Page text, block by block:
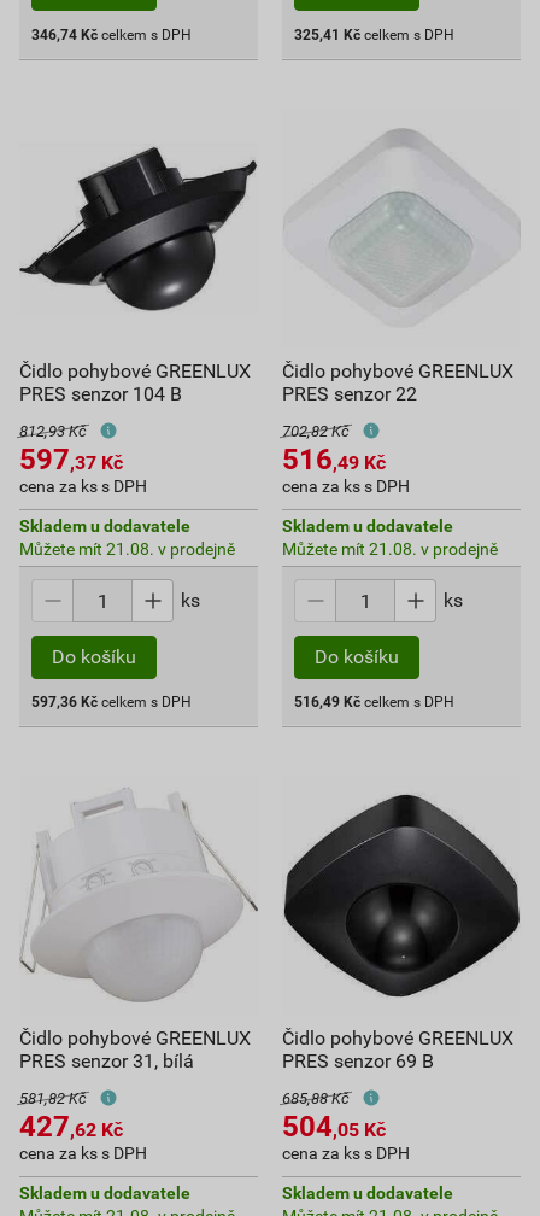
346,74 Kč celkem s DPH 325,41 Kč celkem s DPH
Čidlo pohybové GREENLUX
PRES senzor 104 B
812,93 Kč
597,37 Kč
cena za ks s DPH
Skladem u dodavatele
Můžete mít 21.08. v prodejně
ks
Do košíku
597,36 Kč celkem s DPH
Čidlo pohybové GREENLUX
PRES senzor 22
702,82 Kč
516,49 Kč
cena za ks s DPH
Skladem u dodavatele
Můžete mít 21.08. v prodejně
ks
Do košíku
516,49 Kč celkem s DPH
Čidlo pohybové GREENLUX
PRES senzor 31, bílá
581,82 Kč
427,62 Kč
cena za ks s DPH
Skladem u dodavatele
Čidlo pohybové GREENLUX
PRES senzor 69 B
685,88 Kč
504,05 Kč
cena za ks s DPH
Skladem u dodavatele